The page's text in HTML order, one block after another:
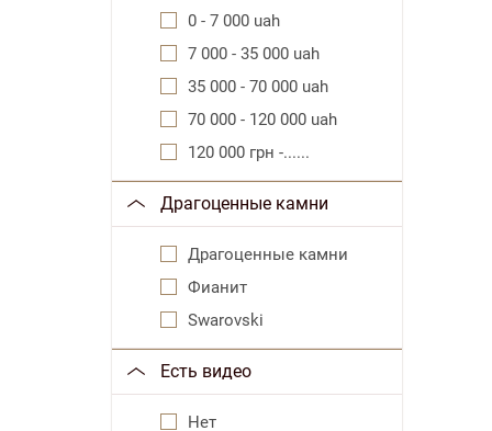
0 - 7 000 uah
7 000 - 35 000 uah
35 000 - 70 000 uah
70 000 - 120 000 uah
120 000 грн -......
Драгоценные камни
Драгоценные камни
Фианит
Swarovski
Есть видео
Нет